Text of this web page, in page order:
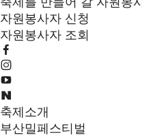
자원봉사자 신청
자원봉사자 조회
축제소개
부산밀페스티벌